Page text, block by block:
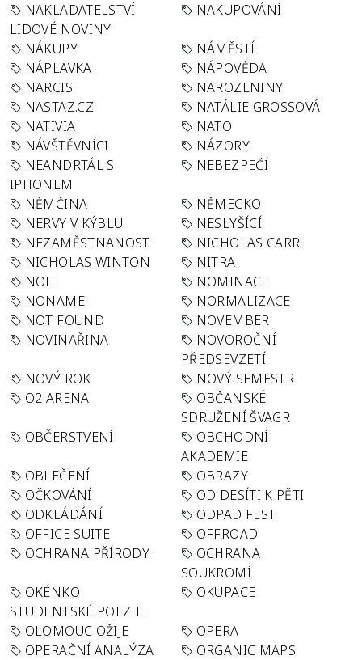
NAKLADATELSTVÍ
LIDOVÉ NOVINY
NAKUPOVÁNÍ
NÁKUPY
NÁMĚSTÍ
NÁPLAVKA
NÁPOVĚDA
NARCIS
NAROZENINY
NASTAZ.CZ
NATÁLIE GROSSOVÁ
NATIVIA
NATO
NÁVŠTĚVNÍCI
NÁZORY
NEANDRTÁL S
IPHONEM
NEBEZPEČÍ
NĚMČINA
NĚMECKO
NERVY V KÝBLU
NESLYŠÍCÍ
NEZAMĚSTNANOST
NICHOLAS CARR
NICHOLAS WINTON
NITRA
NOE
NOMINACE
NONAME
NORMALIZACE
NOT FOUND
NOVEMBER
NOVINAŘINA
NOVOROČNÍ
PŘEDSEVZETÍ
NOVÝ ROK
NOVÝ SEMESTR
O2 ARENA
OBČANSKÉ
SDRUŽENÍ ŠVAGR
OBČERSTVENÍ
OBCHODNÍ
AKADEMIE
OBLEČENÍ
OBRAZY
OČKOVÁNÍ
OD DESÍTI K PĚTI
ODKLÁDÁNÍ
ODPAD FEST
OFFICE SUITE
OFFROAD
OCHRANA PŘÍRODY
OCHRANA
SOUKROMÍ
OKÉNKO
STUDENTSKÉ POEZIE
OKUPACE
OLOMOUC OŽIJE
OPERA
OPERAČNÍ ANALÝZA
ORGANIC MAPS